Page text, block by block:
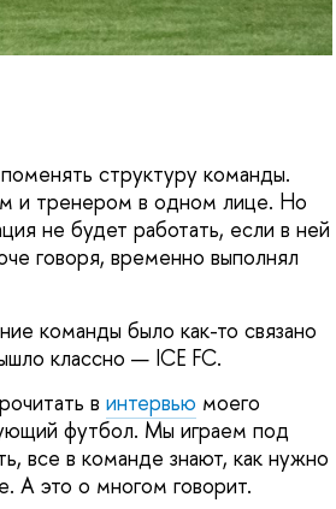
структуру команды.
и тренером в одном лице. Но
не будет работать, если в ней
говоря, временно выполнял
команды было как-то связано
классно — ICE FC.
в интервью моего
футбол. Мы играем под
все в команде знают, как нужно
А это о многом говорит.